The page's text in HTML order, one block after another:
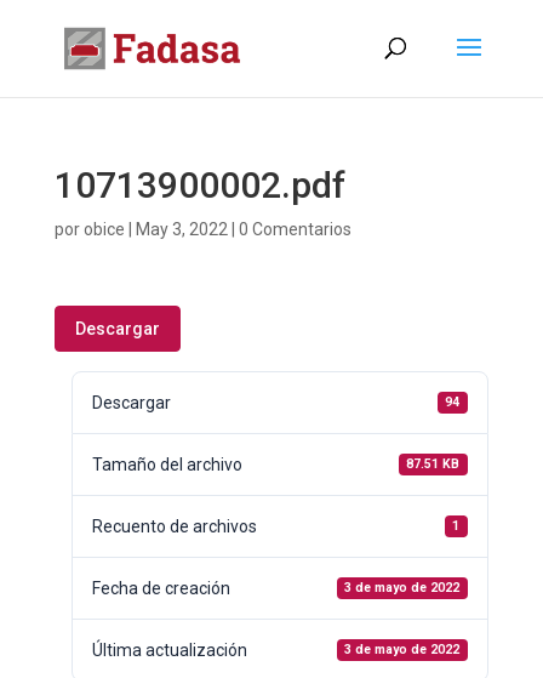
10713900002.pdf
porobice May 3, 2022 0 Comentarios
Descargar
Descargar 94
Tamaño del archivo 87.51 KB
Recuento de archivos 1
Fecha de creación 3 de mayo de 2022
Última actualización 3 de mayo de 2022